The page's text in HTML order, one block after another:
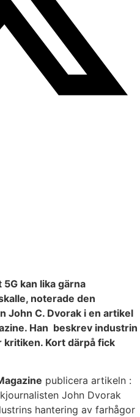
kan lika gärna
noterade den
John C. Dvorak i en artikel
Han beskrev industrin
Kort därpå fick
publicera artikeln :
John Dvorak
hantering av farhågor